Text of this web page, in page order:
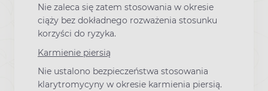
Nie zaleca się zatem stosowania w okresie
ciąży bez dokładnego rozważenia stosunku
korzyści do ryzyka.
Karmienie piersią
Nie ustalono bezpieczeństwa stosowania
klarytromycyny w okresie karmienia piersią.